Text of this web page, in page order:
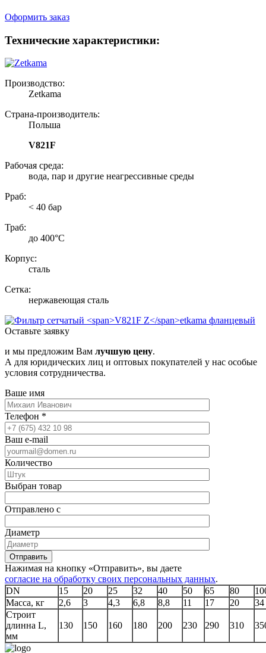
Оформить заказ
Технические характеристики:
Производство:
Zetkama
Страна-производитель:
Польша
V821F
Рабочая среда:
вода, пар и другие неагрессивные среды
Рраб:
< 40 бар
Траб:
до 400°С
Корпус:
сталь
Сетка:
нержавеющая сталь
Оставьте заявку
и мы предложим Вам лучшую цену.
А для юридических лиц и оптовых покупателей у нас особые
условия сотрудничества.
Ваше имя
Телефон *
Ваш e-mail
Количество
Выбран товар
Отправлено с
Диаметр
Отправить
Нажимая на кнопку «Отправить», вы даете
согласие на обработку своих персональных данных.
DN
15 20 25 32 40 50 65 80
Масса, кг
2,6 3 4,3 6,8 8,8 11 17 20
34
Строит
длинна L,
мм
130 150 160 180 200 230 290 310